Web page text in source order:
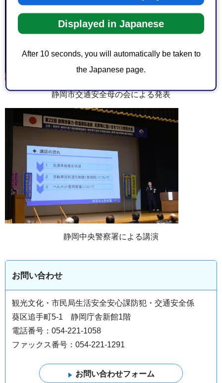
Displayed in Japanese
After 10 seconds, you will automatically be taken to
the Japanese page.
静岡市交通安全母の会による発表
静岡中央警察署による講演
お問い合わせ
観光文化・市民局生活安全安心課防犯・交通安全係
葵区追手町5-1 静岡庁舎新館1階
電話番号：054-221-1058
ファックス番号：054-221-1291